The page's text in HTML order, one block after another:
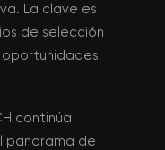
La clave es
de selección
continúa
panorama de